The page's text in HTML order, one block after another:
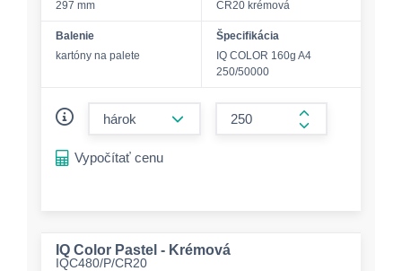
297 mm
CR20 krémová
Balenie
kartóny na palete
Špecifikácia
IQ COLOR 160g A4
250/50000
form.increase-
Vypočítať cenu
IQ Color Pastel - Krémová
IQC480/P/CR20